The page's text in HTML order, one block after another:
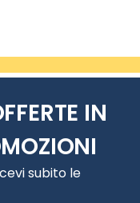
IN
subito le